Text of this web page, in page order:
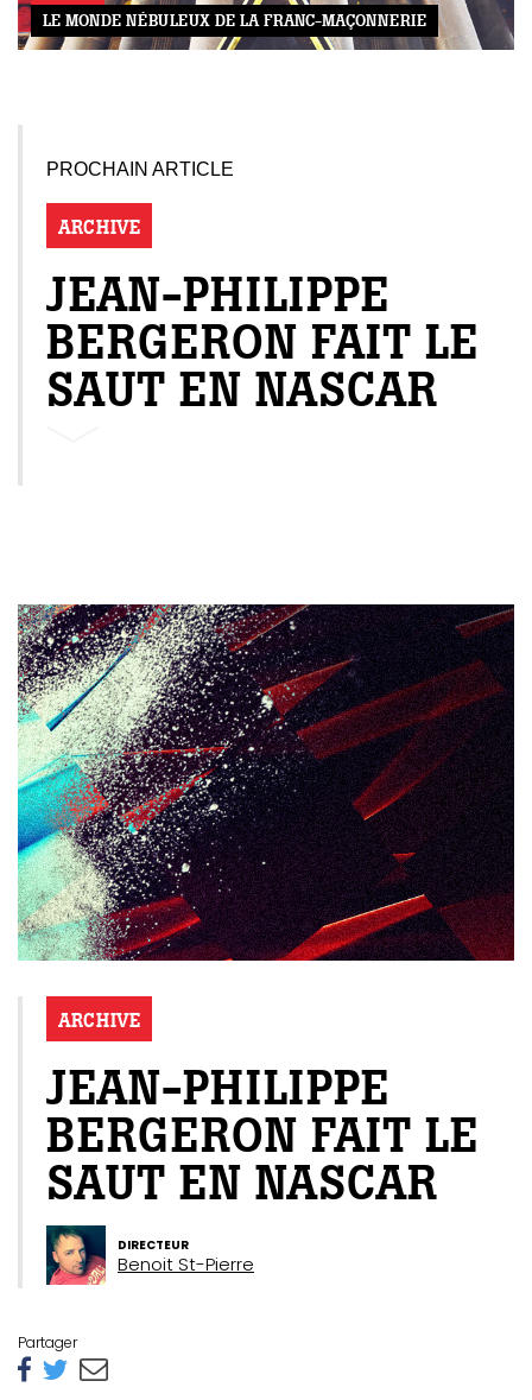
LE MONDE NÉBULEUX DE LA FRANC-MAÇONNERIE
PROCHAIN ARTICLE
ARCHIVE
JEAN-PHILIPPE
BERGERON FAIT LE
SAUT EN NASCAR
ARCHIVE
JEAN-PHILIPPE
BERGERON FAIT LE
SAUT EN NASCAR
DIRECTEUR
Benoit St-Pierre
Partager